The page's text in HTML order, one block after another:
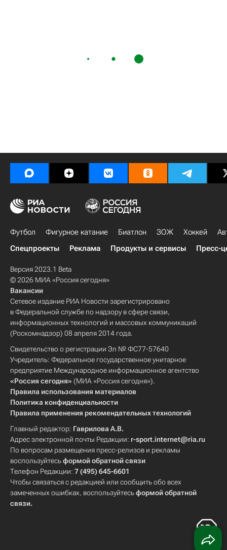
Футбол Фигурное катание Биатлон ЗОЖ Хоккей
Спецпроекты
Реклама Продукты и сервисы Пресс-
Версия 2023.1 Beta
© 2026 МИА «Россия сегодня»
Вакансии
Сетевое издание РИА Новости зарегистрировано
в Федеральной службе по надзору в сфере связи,
информационных технологий и массовых коммуникаций
(Роскомнадзор) 08 апреля 2014 года.
Свидетельство о регистрации Эл № ФС77-57640
Учредитель: Федеральное государственное унитарное
предприятие Международное информационное агентство
«Россия сегодня» (МИА «Россия сегодня»).
Правила использования материалов
Политика конфиденциальности
Правила применения рекомендательных технологий
Главный редактор: Гаврилова А.В.
Адрес электронной почты Редакции: r-sport.internet@ria.ru
По вопросам размещения пресс-релизов и рекламы
воспользуйтесьформой обратной связи
Телефон Редакции: 7 (495) 645-6601
Чтобы связаться с редакцией или сообщить обо всех
замеченных ошибках, воспользуйтесьформой обратной
связи.